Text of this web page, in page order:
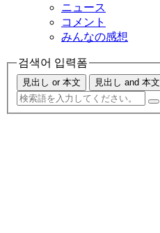
ニュース
コメント
みんなの感想
검색어 입력폼
見出し or 本文 見出し and 本文